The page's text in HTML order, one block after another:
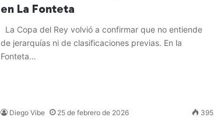
en La Fonteta
La Copa del Rey volvió a confirmar que no entiende
de jerarquías ni de clasificaciones previas. En la
Fonteta…
Diego Vibe 25 de febrero de 2026 395